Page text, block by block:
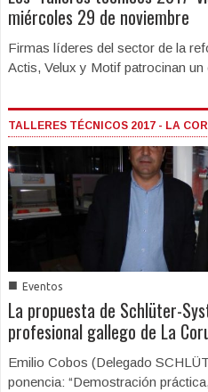
miércoles 29 de noviembre
Firmas líderes del sector de la
Actis, Velux y Motif patrocinan
TALLERES TÉCNICOS 2017 - LA
■ Eventos
La propuesta de Schlüter-
profesional gallego de La
Emilio Cobos (Delegado
ponencia: “Demostración